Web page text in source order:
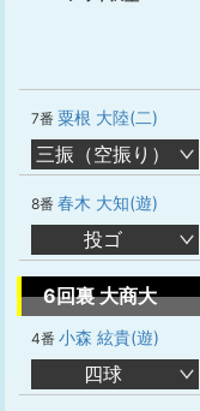
7番 粟根 大陸(二)
三振（空振り）
8番 春木 大知(遊)
投ゴ
6回裏 大商大
4番 小森 絃貴(遊)
四球